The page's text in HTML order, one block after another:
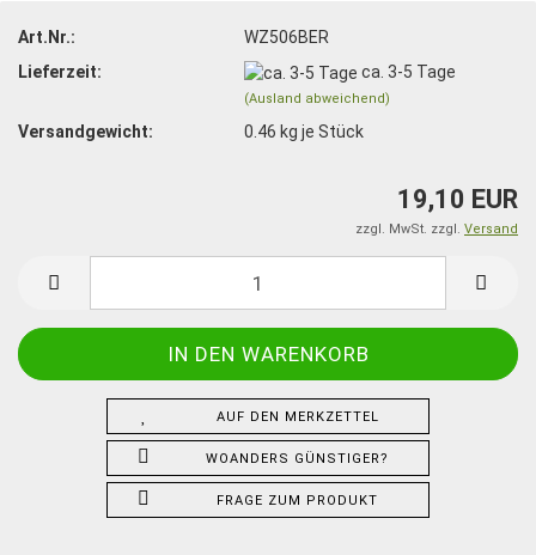
Art.Nr.:
WZ506BER
Lieferzeit:
ca. 3-5 Tage
(Ausland abweichend)
Versandgewicht: 0.46 kg je Stück
19,10 EUR
zzgl. MwSt. zzgl. Versand
AUF DEN MERKZETTEL
WOANDERS GÜNSTIGER?
FRAGE ZUM PRODUKT